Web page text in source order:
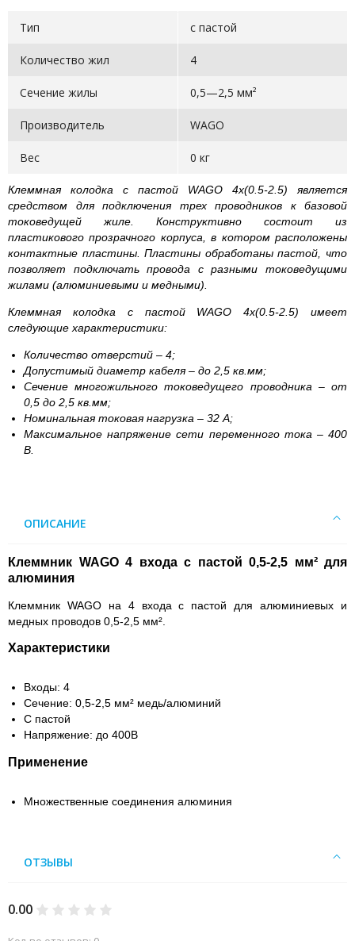
Тип с пастой
Количество жил 4
Сечение жилы 0,5—2,5 мм²
Производитель WAGO
Вес 0 кг
Клеммная колодка с пастой WAGO 4х(0.5-2.5) является
средством для подключения трех проводников к базовой
токоведущей жиле. Конструктивно состоит из
пластикового прозрачного корпуса, в котором расположены
контактные пластины. Пластины обработаны пастой, что
позволяет подключать провода с разными токоведущими
жилами (алюминиевыми и медными).
Клеммная колодка с пастой WAGO 4х(0.5-2.5) имеет
следующие характеристики:
Количество отверстий – 4;
Допустимый диаметр кабеля – до 2,5 кв.мм;
Сечение многожильного токоведущего проводника – от
0,5 до 2,5 кв.мм;
Номинальная токовая нагрузка – 32 А;
Максимальное напряжение сети переменного тока – 400
В.
ОПИСАНИЕ
Клеммник WAGO 4 входа с пастой 0,5-2,5 мм² для
алюминия
Клеммник WAGO на 4 входа с пастой для алюминиевых и
медных проводов 0,5-2,5 мм².
Характеристики
Входы: 4
Сечение: 0,5-2,5 мм² медь/алюминий
С пастой
Напряжение: до 400В
Применение
Множественные соединения алюминия
ОТЗЫВЫ
0.00